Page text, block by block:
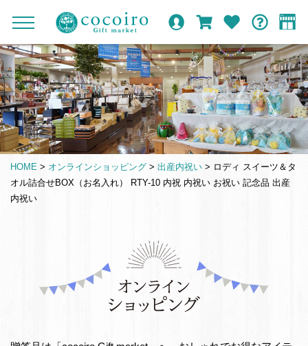
c
o
c
o
i
r
o
G
r
t
ま
で
ス
キ
ッ
プ
す
る
ロ
グ
イ
ン
カ
ー
ト
お
気
に
入
り
ガ
イ
ド
オ
ン
ラ
イ
ン
シ
ョ
ッ
プ
メ
ン
ナ
ビ
ゲ
ー
シ
ョ
ン
メ
ニ
ュ
ー
を
開
閉
HOME > オンラインショッピング > 出産内祝い > ロディ スイーツ＆タ
オル詰合せBOX（お名入れ） RTY-10 内祝 内祝い お祝い 記念品 出産
内祝い
物・